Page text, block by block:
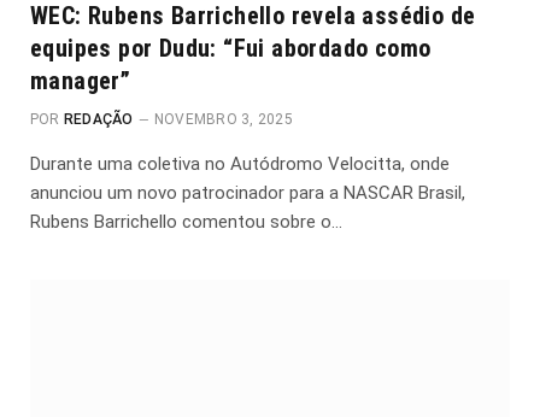
WEC: Rubens Barrichello revela assédio de
equipes por Dudu: “Fui abordado como
manager”
POR REDAÇÃO NOVEMBRO 3, 2025
Durante uma coletiva no Autódromo Velocitta, onde
anunciou um novo patrocinador para a NASCAR Brasil,
Rubens Barrichello comentou sobre o…